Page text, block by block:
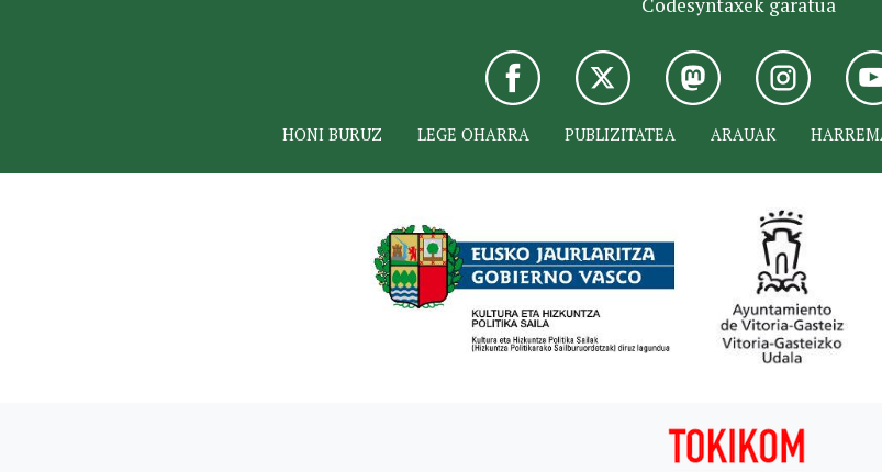
HONI BURUZ LEGE OHARRA PUBLIZITATEA ARAUAK